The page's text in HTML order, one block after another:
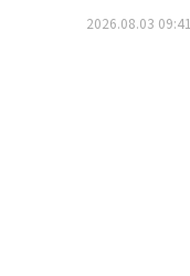
2026.08.03 09:41